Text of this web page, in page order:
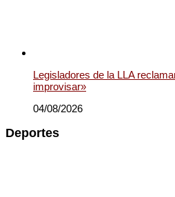
Legisladores de la LLA
improvisar»
04/08/2026
Deportes